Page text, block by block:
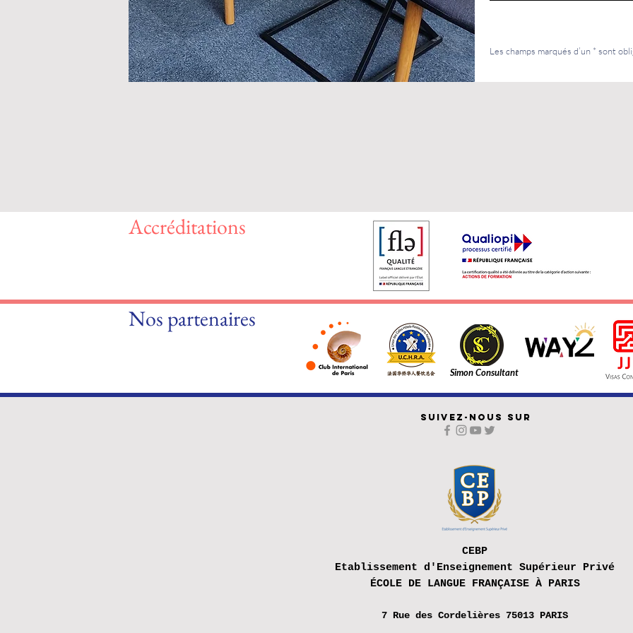
Les champs marqués d’un * sont
Accréditations
Nos partenaires
Simon Consultant
SUIVEZ-NOUS SUR
CEBP
Etablissement d'Enseignement Supérieur Privé
ÉCOLE DE LANGUE FRANÇAISE À PARIS
7 Rue des Cordelières 75013 PARIS